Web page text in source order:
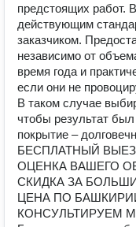
предстоящих работ.
действующим
заказчиком.
независимо от
время года и
если они не
В таком случае
чтобы результат
покрытие –
БЕСПЛАТНЫЙ
ОЦЕНКА ВАШЕГО
СКИДКА ЗА
ЦЕНА ПО
КОНСУЛЬТИРУЕМ